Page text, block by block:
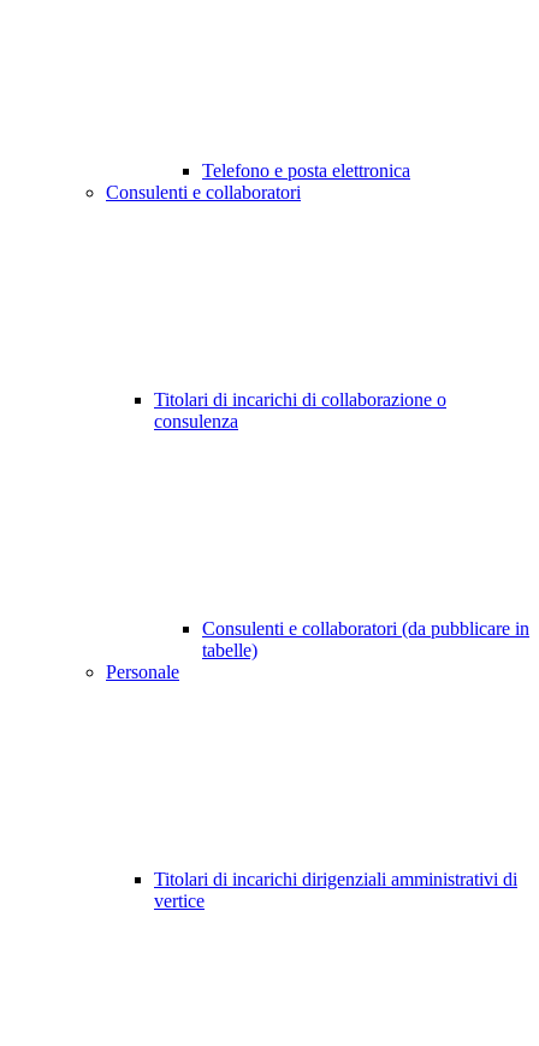
Telefono e posta elettronica
Consulenti e collaboratori
Titolari di incarichi di collaborazione o
consulenza
Consulenti e collaboratori (da pubblicare in
tabelle)
Personale
Titolari di incarichi dirigenziali amministrativi di
vertice